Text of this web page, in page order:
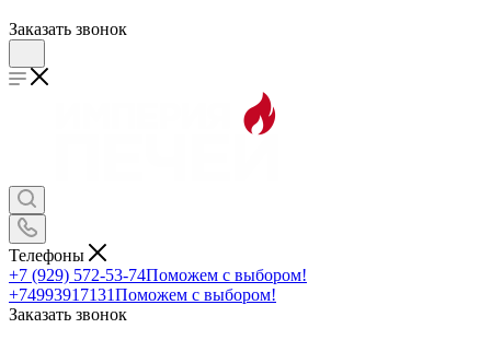
Заказать звонок
Телефоны
+7 (929) 572-53-74Поможем с выбором!
+74993917131Поможем с выбором!
Заказать звонок